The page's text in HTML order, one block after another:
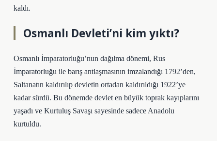
kaldı.
Osmanlı Devleti’ni kim yıktı?
Osmanlı İmparatorluğu’nun dağılma dönemi, Rus
İmparatorluğu ile barış antlaşmasının imzalandığı 1792’den,
Saltanatın kaldırılıp devletin ortadan kaldırıldığı 1922’ye
kadar sürdü. Bu dönemde devlet en büyük toprak kayıplarını
yaşadı ve Kurtuluş Savaşı sayesinde sadece Anadolu
kurtuldu.